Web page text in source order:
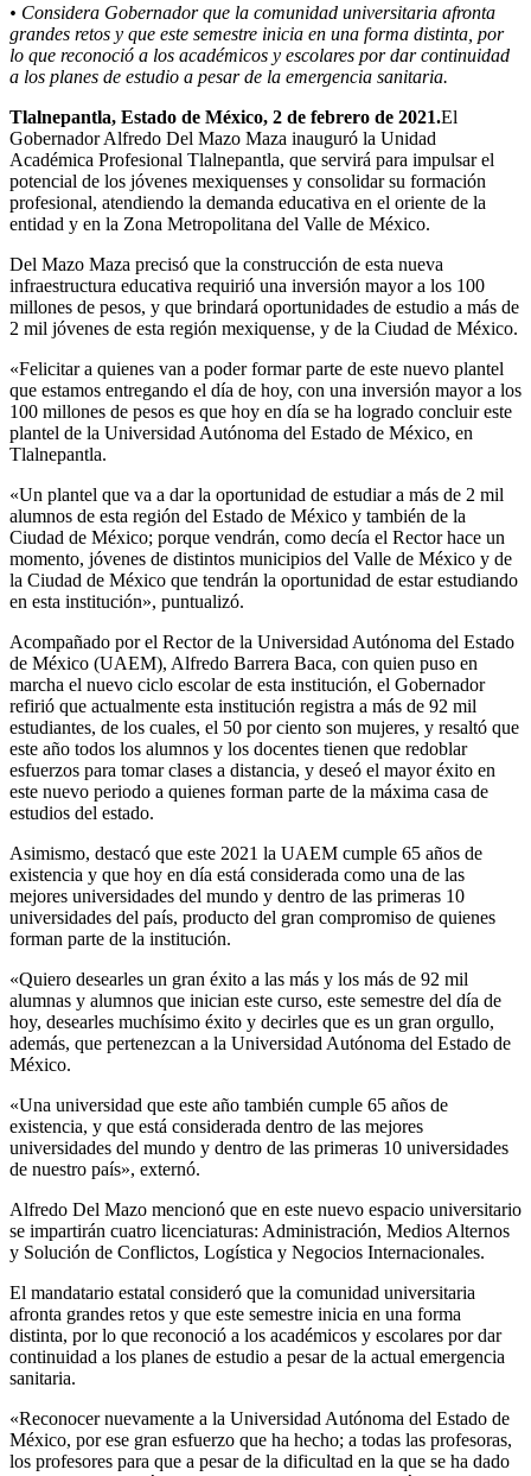
• Considera Gobernador que la comunidad universitaria afronta
grandes retos y que este semestre inicia en una forma distinta, por
lo que reconoció a los académicos y escolares por dar continuidad
a los planes de estudio a pesar de la emergencia sanitaria.
Tlalnepantla, Estado de México, 2 de febrero de 2021.El
Gobernador Alfredo Del Mazo Maza inauguró la Unidad
Académica Profesional Tlalnepantla, que servirá para impulsar el
potencial de los jóvenes mexiquenses y consolidar su formación
profesional, atendiendo la demanda educativa en el oriente de la
entidad y en la Zona Metropolitana del Valle de México.
Del Mazo Maza precisó que la construcción de esta nueva
infraestructura educativa requirió una inversión mayor a los 100
millones de pesos, y que brindará oportunidades de estudio a más de
2 mil jóvenes de esta región mexiquense, y de la Ciudad de México.
«Felicitar a quienes van a poder formar parte de este nuevo plantel
que estamos entregando el día de hoy, con una inversión mayor a los
100 millones de pesos es que hoy en día se ha logrado concluir este
plantel de la Universidad Autónoma del Estado de México, en
Tlalnepantla.
«Un plantel que va a dar la oportunidad de estudiar a más de 2 mil
alumnos de esta región del Estado de México y también de la
Ciudad de México; porque vendrán, como decía el Rector hace un
momento, jóvenes de distintos municipios del Valle de México y de
la Ciudad de México que tendrán la oportunidad de estar estudiando
en esta institución», puntualizó.
Acompañado por el Rector de la Universidad Autónoma del Estado
de México (UAEM), Alfredo Barrera Baca, con quien puso en
marcha el nuevo ciclo escolar de esta institución, el Gobernador
refirió que actualmente esta institución registra a más de 92 mil
estudiantes, de los cuales, el 50 por ciento son mujeres, y resaltó que
este año todos los alumnos y los docentes tienen que redoblar
esfuerzos para tomar clases a distancia, y deseó el mayor éxito en
este nuevo periodo a quienes forman parte de la máxima casa de
estudios del estado.
Asimismo, destacó que este 2021 la UAEM cumple 65 años de
existencia y que hoy en día está considerada como una de las
mejores universidades del mundo y dentro de las primeras 10
universidades del país, producto del gran compromiso de quienes
forman parte de la institución.
«Quiero desearles un gran éxito a las más y los más de 92 mil
alumnas y alumnos que inician este curso, este semestre del día de
hoy, desearles muchísimo éxito y decirles que es un gran orgullo,
además, que pertenezcan a la Universidad Autónoma del Estado de
México.
«Una universidad que este año también cumple 65 años de
existencia, y que está considerada dentro de las mejores
universidades del mundo y dentro de las primeras 10 universidades
de nuestro país», externó.
Alfredo Del Mazo mencionó que en este nuevo espacio universitario
se impartirán cuatro licenciaturas: Administración, Medios Alternos
y Solución de Conflictos, Logística y Negocios Internacionales.
El mandatario estatal consideró que la comunidad universitaria
afronta grandes retos y que este semestre inicia en una forma
distinta, por lo que reconoció a los académicos y escolares por dar
continuidad a los planes de estudio a pesar de la actual emergencia
sanitaria.
«Reconocer nuevamente a la Universidad Autónoma del Estado de
México, por ese gran esfuerzo que ha hecho; a todas las profesoras,
los profesores para que a pesar de la dificultad en la que se ha dado